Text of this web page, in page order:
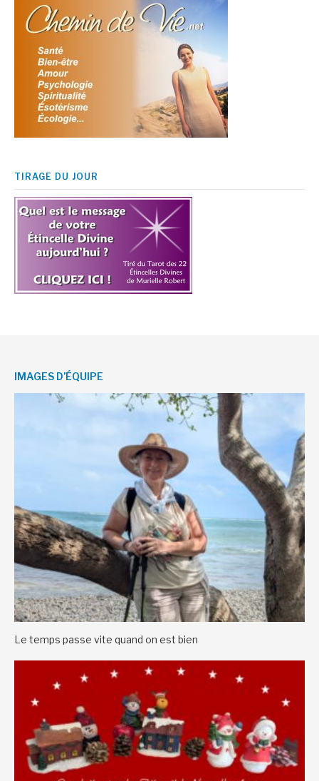
TIRAGE DU JOUR
IMAGES D’ÉQUIPE
Le temps passe vite quand on est bien